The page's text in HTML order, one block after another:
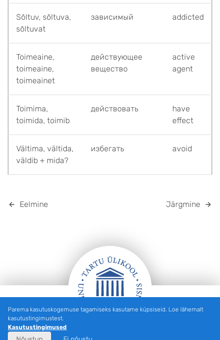
Sõltuv, sõltuva,
sõltuvat
зависимый addicted
Toimeaine,
toimeaine,
toimeainet
действующее
вещество
active
agent
Toimima,
toimida, toimib
действовать
have
effect
Vältima, vältida,
väldib + mida?
избегать avoid
Eelmine Järgmine
Jalus
Parema kasutuskogemuse tagamiseks kasutame küpsiseid. Loe lähemalt
kasutustingimustest.
Kasutustingimused